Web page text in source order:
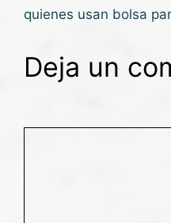
quienes usan bolsa
Deja un